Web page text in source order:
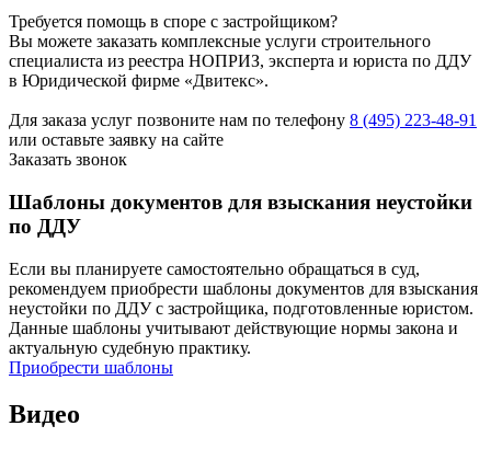
Требуется помощь в споре с застройщиком?
Вы можете заказать комплексные услуги строительного
специалиста из реестра НОПРИЗ, эксперта и юриста по ДДУ
в Юридической фирме «Двитекс».
Для заказа услуг позвоните нам по телефону 8 (495) 223-48-91
или оставьте заявку на сайте
Заказать звонок
Шаблоны документов для взыскания неустойки
по ДДУ
Если вы планируете самостоятельно обращаться в суд,
рекомендуем приобрести шаблоны документов для взыскания
неустойки по ДДУ с застройщика, подготовленные юристом.
Данные шаблоны учитывают действующие нормы закона и
актуальную судебную практику.
Приобрести шаблоны
Видео